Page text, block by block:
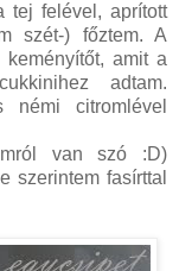
tej felével, aprított
szét-) főztem. A
amit a
adtam.
némi citromlével
van szó :D)
szerintem fasírttal